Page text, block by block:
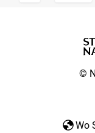
©
Wo